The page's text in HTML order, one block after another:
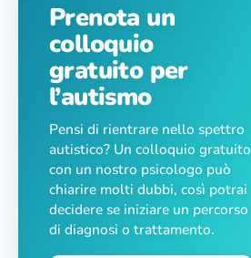
Prenota un
colloquio
gratuito per
l’autismo
Pensi di rientrare nello spettro
autistico? Un colloquio gratuito
con un nostro psicologo può
chiarire molti dubbi, così potrai
decidere se iniziare un percorso
di diagnosi o trattamento.